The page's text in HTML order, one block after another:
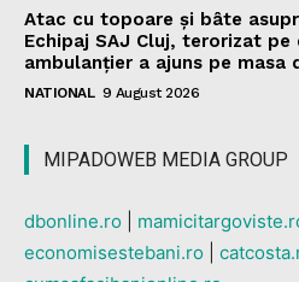
Atac cu topoare și bâte
Echipaj SAJ Cluj, terorizat pe
ambulanțier a ajuns pe masa
NATIONAL 9 August 2026
MIPADOWEB MEDIA GROUP
dbonline.ro
economisestebani.ro